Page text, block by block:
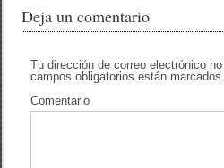
Deja un comentario
Tu dirección de correo electrónico no
campos obligatorios están
Comentario